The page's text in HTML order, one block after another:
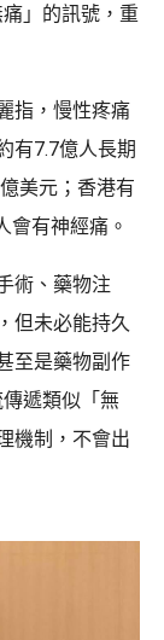
痛」的訊號，重
指，慢性疼痛
有7.7億人長期
美元；香港有
會有神經痛。
術、藥物注
但未必能持久
至是藥物副作
遞類似「無
機制，不會出